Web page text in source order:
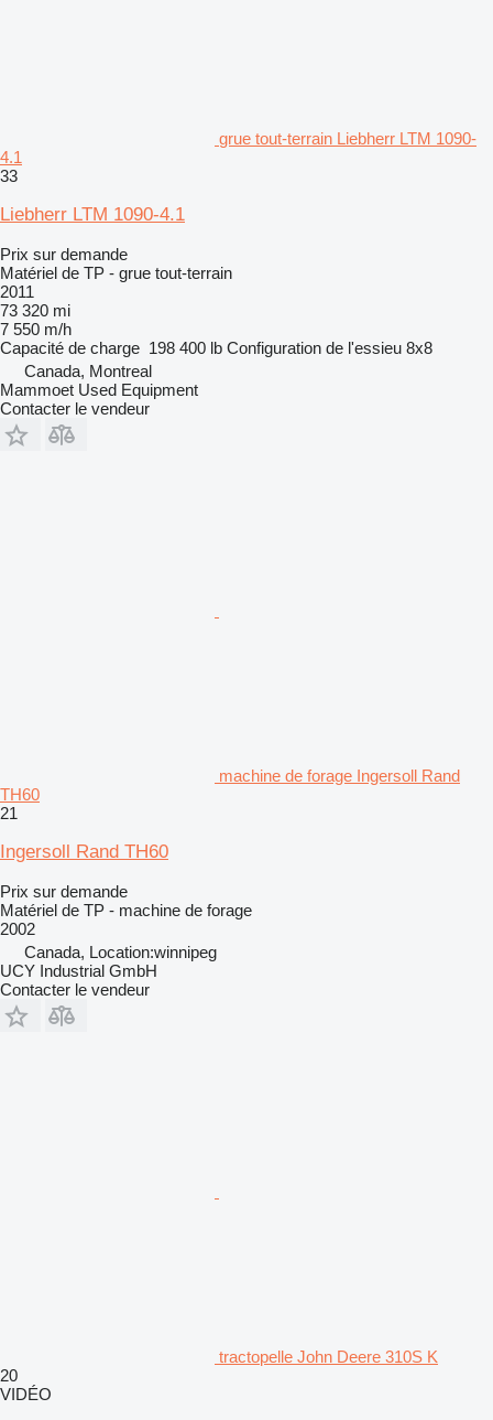
grue tout-terrain Liebherr LTM 1090-
4.1
33
Liebherr LTM 1090-4.1
Prix sur demande
Matériel de TP - grue tout-terrain
2011
73 320 mi
7 550 m/h
Capacité de charge 198 400 lb Configuration de l'essieu 8x8
Canada, Montreal
Mammoet Used Equipment
Contacter le vendeur
machine de forage Ingersoll Rand
TH60
21
Ingersoll Rand TH60
Prix sur demande
Matériel de TP - machine de forage
2002
Canada, Location:winnipeg
UCY Industrial GmbH
Contacter le vendeur
tractopelle John Deere 310S K
20
VIDÉO